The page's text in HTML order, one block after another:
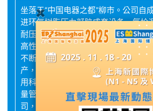
坐落于“中国电器之都”柳市。公司自
进环氧树脂压力凝胶成套设备、氦检
耐压、局放仪等高端检测设备。专业
高性价比的通用IEC标准绝缘制品以
不断完善生产工艺，提升产品品质，
产，销售和售后服务于一体的科技型
用科学的ERP管理模式，健全的ISO
量管理体系。现已发展为较具规模的
司，得到客户的广泛信任。